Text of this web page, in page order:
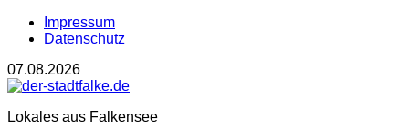
Impressum
Datenschutz
07.08.2026
Lokales aus Falkensee